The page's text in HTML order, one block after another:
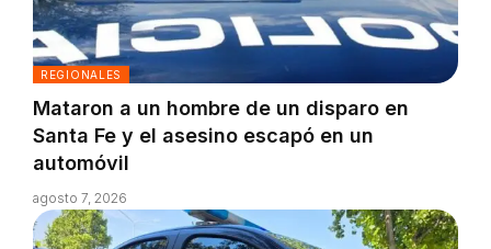
REGIONALES
Mataron a un hombre de un disparo en
Santa Fe y el asesino escapó en un
automóvil
agosto 7, 2026